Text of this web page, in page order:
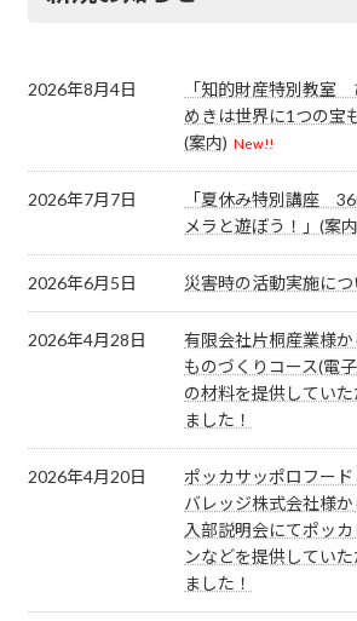
2026年8月4日
「知的財産特別教室
めきは世界に1つの宝
(案内) New!!
2026年7月7日
「夏休み特別講座
メラと遊ぼう！」(案
2026年6月5日 災害時の活動実施につ
2026年4月28日
有限会社片桐産業様か
ものづくりコース(電
の材料を提供していた
ました！
2026年4月20日
ポッカサッポロフード
バレッジ株式会社様か
入部説明会にてポッカ
ンなどを提供していた
ました！